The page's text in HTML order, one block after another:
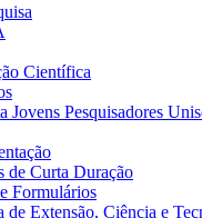
Científica
Jovens Pesquisadores
de Curta Duração
Formulários
de Extensão, Ciência e